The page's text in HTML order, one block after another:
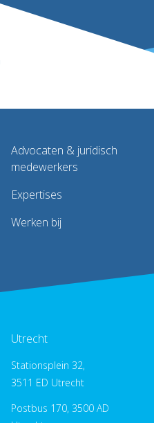
Advocaten & juridisch
medewerkers
Expertises
Werken bij
Utrecht
Stationsplein 32,
3511 ED Utrecht
Postbus 170, 3500 AD